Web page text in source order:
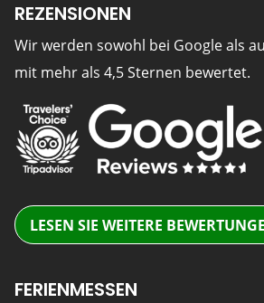
REZENSIONEN
Wir werden sowohl bei Google als
mit mehr als 4,5 Sternen bewertet.
LESEN SIE WEITERE
FERIENMESSEN